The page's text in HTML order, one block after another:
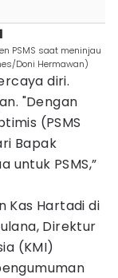
PSMS saat meninjau
Doni Hermawan)
diri.
"Dengan
(PSMS
Bapak
untuk PSMS,”
Kas Hartadi di
Direktur
(KMI)